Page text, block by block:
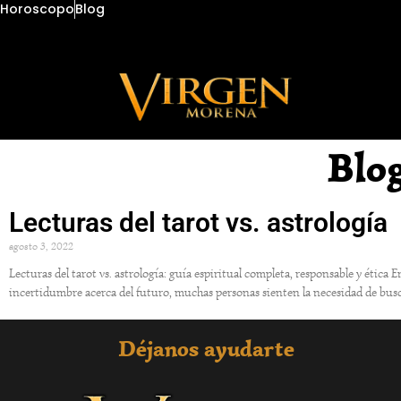
HoroscopoBlog
Lecturas del tarot vs. astrología
agosto 3, 2022
Lecturas del tarot vs. astrología: guía espiritual completa, responsable y
incertidumbre acerca del futuro, muchas personas sienten la necesidad de
Déjanos ayudarte